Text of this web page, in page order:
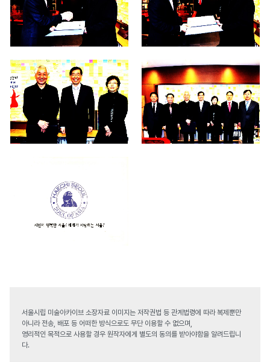
서울시립 미술아카이브 소장자료 이미지는 저작권법 등 관계법령에 따라 복제뿐만
아니라 전송, 배포 등 어떠한 방식으로도 무단 이용할 수 없으며,
영리적인 목적으로 사용할 경우 원작자에게 별도의 동의를 받아야함을 알려드립니
다.